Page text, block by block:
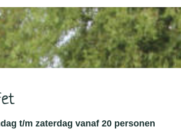
t/m zaterdag vanaf 20 personen